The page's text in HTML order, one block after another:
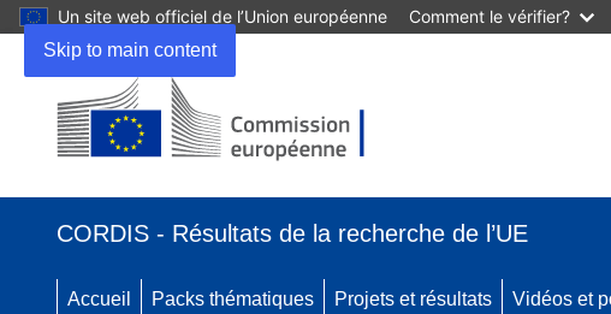
Skip to main content
Un site web officiel de l’Union européenne Comment le vérifier?
CORDIS - Résultats de la recherche de l’UE
Accueil Packs thématiques Projets et résultats Vidéos et